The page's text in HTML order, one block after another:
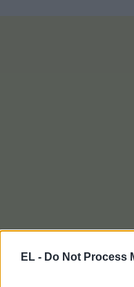
EL - Do Not Process